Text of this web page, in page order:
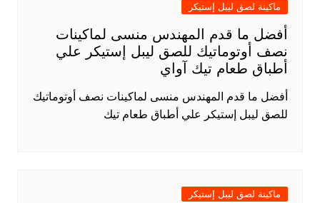
ماكينة لصق ليبل إستيكر
أفضل ما قدم المهندس منسى لماكينات
نصف أوتوماتيك للصق ليبل إستيكر علي
أطباق طعام تيك آواي
أفضل ما قدم المهندس منسى لماكينات نصف أوتوماتيك
للصق ليبل إستيكر علي أطباق طعام تيك
ماكينة لصق ليبل إستيكر